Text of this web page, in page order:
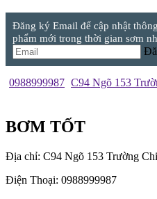
Đăng ký Email để cập nhật
phẩm mới trong thời gian sơm
0988999987 C94 Ngõ 153
BƠM TỐT
Địa chỉ: C94 Ngõ 153 Trường
Điện Thoại: 0988999987